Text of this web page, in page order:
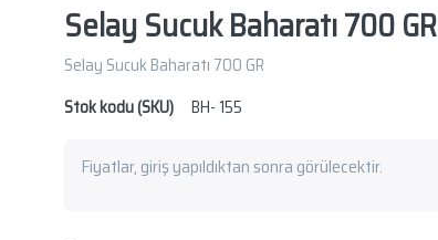
Selay Sucuk Baharatı 700 GR
Selay Sucuk Baharatı 700 GR
Stok kodu (SKU)
BH- 155
Fiyatlar, giriş yapıldıktan sonra görülecektir.